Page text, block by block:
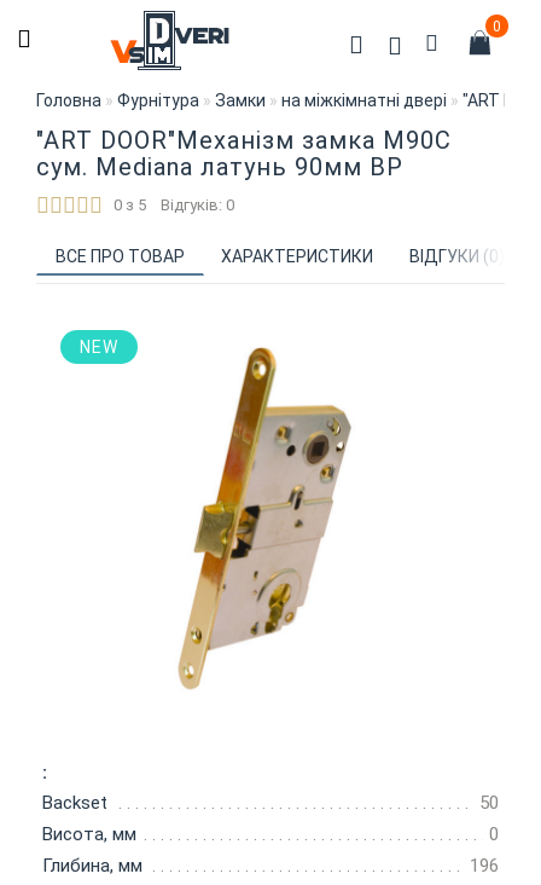
0
Головна Фурнітура Замки на міжкімнатні двері "АRT
"АRT DOOR"Механізм замка M90C
сум. Mediana латунь 90мм ВР
0 з 5 Відгуків: 0
ВСЕ ПРО ТОВАР ХАРАКТЕРИСТИКИ ВІДГУКИ (0)
NEW
:
Backset
50
Висота, мм
0
Глибина, мм
196